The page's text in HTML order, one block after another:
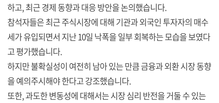
하고, 최근 경제 동향과 대응 방안을 논의했습니다.
참석자들은 최근 주식시장에 대해 기관과 외국인 투자자의 매수
세가 유입되면서 지난 10일 낙폭을 일부 회복하는 모습을 보였다
고 평가했습니다.
하지만 불확실성이 여전히 남아 있는 만큼 금융과 외환 시장 동향
을 예의주시해야 한다고 강조했습니다.
또한, 과도한 변동성에 대해서는 시장 심리 반전을 거둘 수 있는